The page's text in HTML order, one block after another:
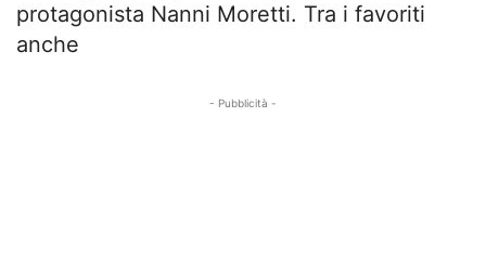
protagonista Nanni Moretti. Tra i favoriti
anche
- Pubblicità -